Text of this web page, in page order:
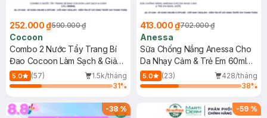
252.000 ₫590.000 ₫
Cocoon
Combo 2 Nước Tẩy Trang Bí
Đao Cocoon Làm Sạch & Giảm
Dầu 500ml
5.0 (57)
1.5k/tháng
31%
413.000 ₫702.000 ₫
Anessa
Sữa Chống Nắng Anessa Cho
Da Nhạy Cảm & Trẻ Em 60ml
(Mới)
5.0 (23)
428/tháng
38%
-38% -59 %